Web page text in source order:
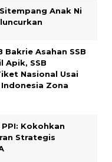
Anak Ni
Bakrie Asahan SSB
Apik, SSB
Nasional Usai
Zona
Kokohkan
Strategis